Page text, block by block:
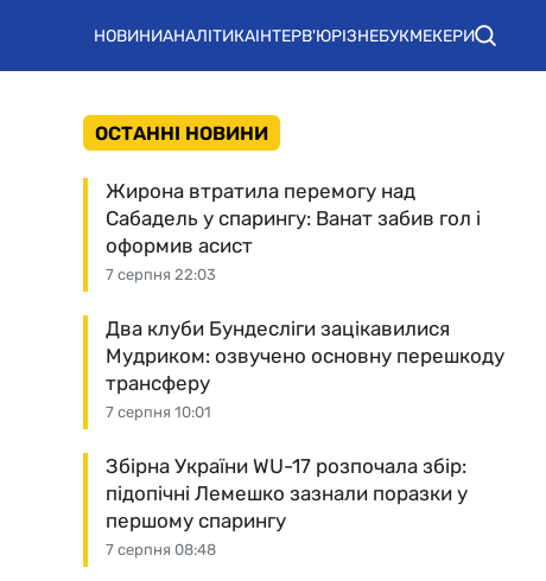
НОВИНИАНАЛІТИКАІНТЕРВ'ЮРІЗНЕБУКМЕКЕРИ
ОСТАННІ НОВИНИ
7 серпня 22:03
Жирона втратила перемогу над
Сабадель у спарингу: Ванат забив гол і
оформив асист
7 серпня 10:01
Два клуби Бундесліги зацікавилися
Мудриком: озвучено основну перешкоду
трансферу
7 серпня 08:48
Збірна України WU-17 розпочала збір:
підопічні Лемешко зазнали поразки у
першому спарингу